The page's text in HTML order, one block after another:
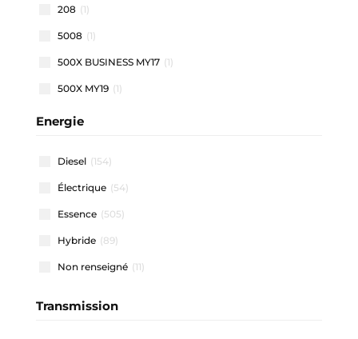
208 (1)
5008 (1)
500X BUSINESS MY17 (1)
500X MY19 (1)
500X MY22
911 CARRERA COUPE
A1 ALLSTREET
A1 SPORTBACK
A3 ALLSTREET
A3 BERLINE (1)
A3 SPORTBACK
Energie
Diesel (154)
Électrique (54)
Essence (505)
Hybride (89)
Non renseigné (11)
Transmission